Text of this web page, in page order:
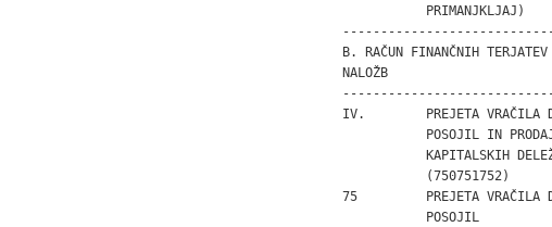
           PRIMANJKLJAJ)
B. RAČUN FINANČNIH
NALOŽB
IV.        PREJETA
POSOJIL IN
KAPITALSKIH
           (750751752)
75         PREJETA
           POSOJIL